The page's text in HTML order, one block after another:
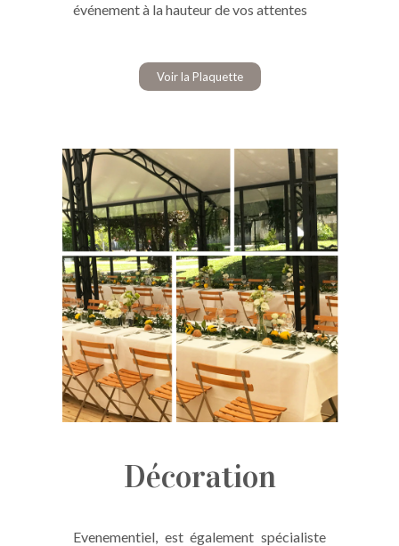
événement à la hauteur de vos attentes
Voir la Plaquette
Décoration
Evenementiel, est également spécialiste